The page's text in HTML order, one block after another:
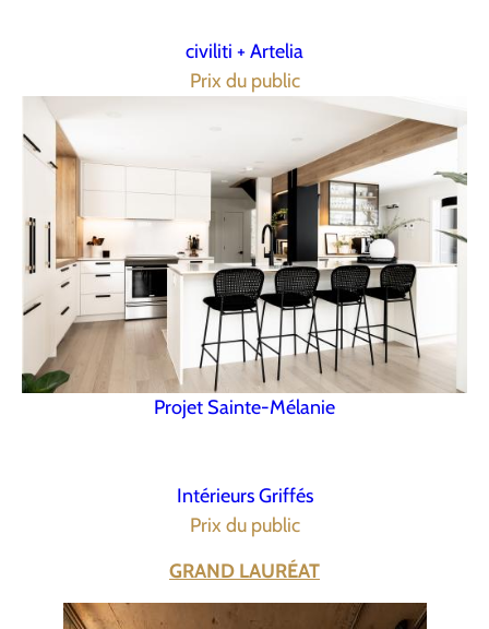
civiliti + Artelia
Prix du public
Projet Sainte-Mélanie
Intérieurs Griffés
Prix du public
GRAND LAURÉAT